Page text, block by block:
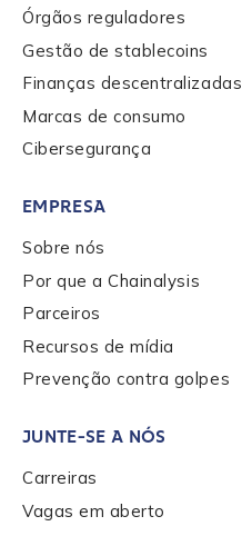
Órgãos reguladores
Gestão de stablecoins
Finanças descentralizadas
Marcas de consumo
Cibersegurança
EMPRESA
Sobre nós
Por que a Chainalysis
Parceiros
Recursos de mídia
Prevenção contra golpes
JUNTE-SE A NÓS
Carreiras
Vagas em aberto